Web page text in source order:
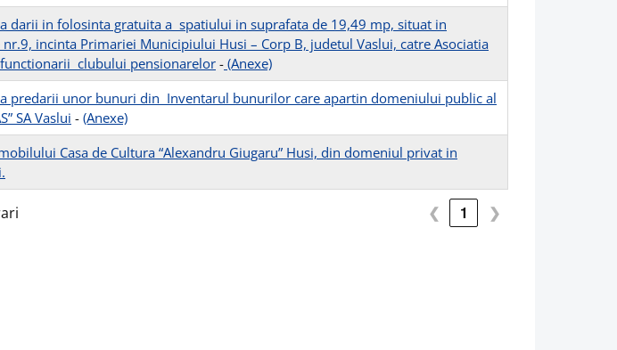
in folosinta gratuita a spatiului in suprafata de 19,49 mp, situat in
incinta Primariei Municipiului Husi – Corp B, judetul Vaslui, catre Asociatia
clubului pensionarelor - (Anexe)
predarii unor bunuri din Inventarul bunurilor care apartin domeniului public al
SA Vaslui - (Anexe)
Casa de Cultura “Alexandru Giugaru” Husi, din domeniul privat in
❮ 1 ❯